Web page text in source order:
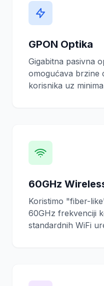
GPON Optika
Gigabitna pasivna
omogućava brzine
korisnika uz
60GHz
Koristimo "fiber-
60GHz frekvenciji
standardnih WiFi